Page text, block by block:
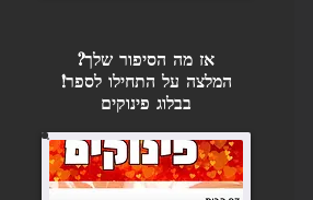
אז מה הסיפור שלך?
המלצה על התחילו לספר!
בבלוג פינוקים